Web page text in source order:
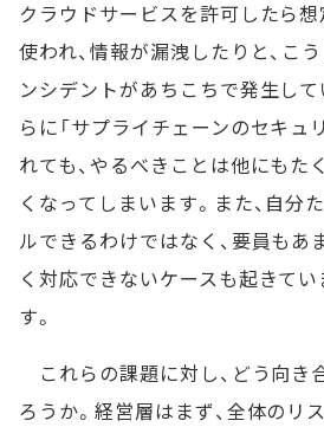
クラウドサービスを許可したら
使われ、情報が漏洩したりと、こ
ンシデントがあちこちで発生し
らに「サプライチェーンのセキュ
れても、やるべきことは他にもた
くなってしまいます。また、自分
ルできるわけではなく、要員もあ
く対応できないケースも起きてい
す。
これらの課題に対し、どう向き
ろうか。経営層はまず、全体のリ